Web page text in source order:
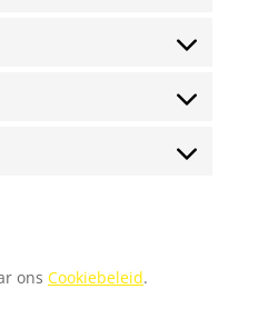
ons Cookiebeleid.